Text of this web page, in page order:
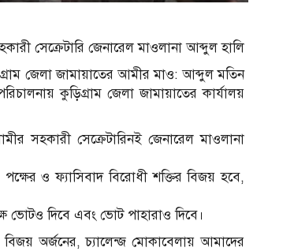
সেক্রেটারি জেনারেল মাওলানা আব্দুল হালি
জেলা জামায়াতের আমীর মাও: আব্দুল মতিন
কুড়িগ্রাম জেলা জামায়াতের কার্যালয়
সহকারী সেক্রেটারিনই জেনারেল মাওলানা
ও ফ্যাসিবাদ বিরোধী শক্তির বিজয় হবে,
ভোটও দিবে এবং ভোট পাহারাও দিবে।
বিজয় অর্জনের, চ্যালেন্জ মোকাবেলায় আমাদের